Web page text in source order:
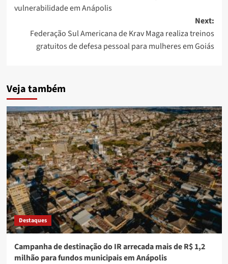
vulnerabilidade em Anápolis
Next:
Federação Sul Americana de Krav Maga realiza treinos
gratuitos de defesa pessoal para mulheres em Goiás
Veja também
Destaques
Campanha de destinação do IR arrecada mais de R$ 1,2
milhão para fundos municipais em Anápolis